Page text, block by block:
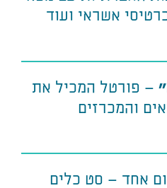
אשראי ועוד
– פורטל המכיל את
והמכרזים
אחד – סט כלים